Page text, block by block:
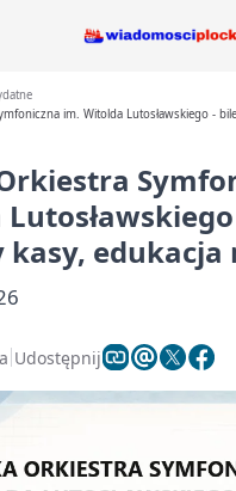
im. Witolda Lutosławskiego -
kasy, edukacja
Udostępnij